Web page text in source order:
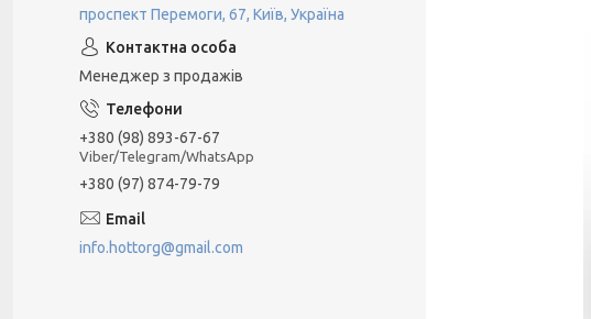
проспект Перемоги, 67, Київ, Україна
Менеджер з продажів
+380 (98) 893-67-67
Viber/Telegram/WhatsApp
+380 (97) 874-79-79
info.hottorg@gmail.com